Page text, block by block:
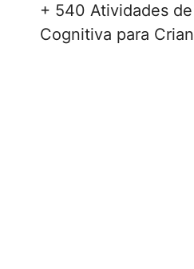
+ 540 Atividades
Cognitiva para